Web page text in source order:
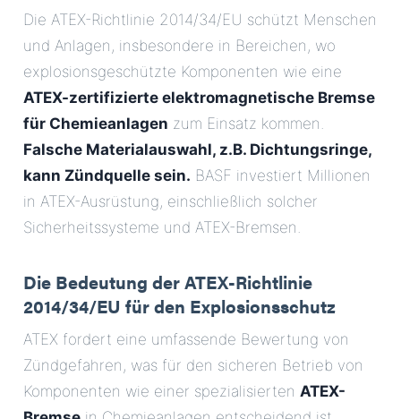
Die ATEX-Richtlinie 2014/34/EU schützt Menschen
und Anlagen, insbesondere in Bereichen, wo
explosionsgeschützte Komponenten wie eine
ATEX-zertifizierte elektromagnetische Bremse
für Chemieanlagen zum Einsatz kommen.
Falsche Materialauswahl, z.B. Dichtungsringe,
kann Zündquelle sein. BASF investiert Millionen
in ATEX-Ausrüstung, einschließlich solcher
Sicherheitssysteme und ATEX-Bremsen.
Die Bedeutung der ATEX-Richtlinie
2014/34/EU für den Explosionsschutz
ATEX fordert eine umfassende Bewertung von
Zündgefahren, was für den sicheren Betrieb von
Komponenten wie einer spezialisierten ATEX-